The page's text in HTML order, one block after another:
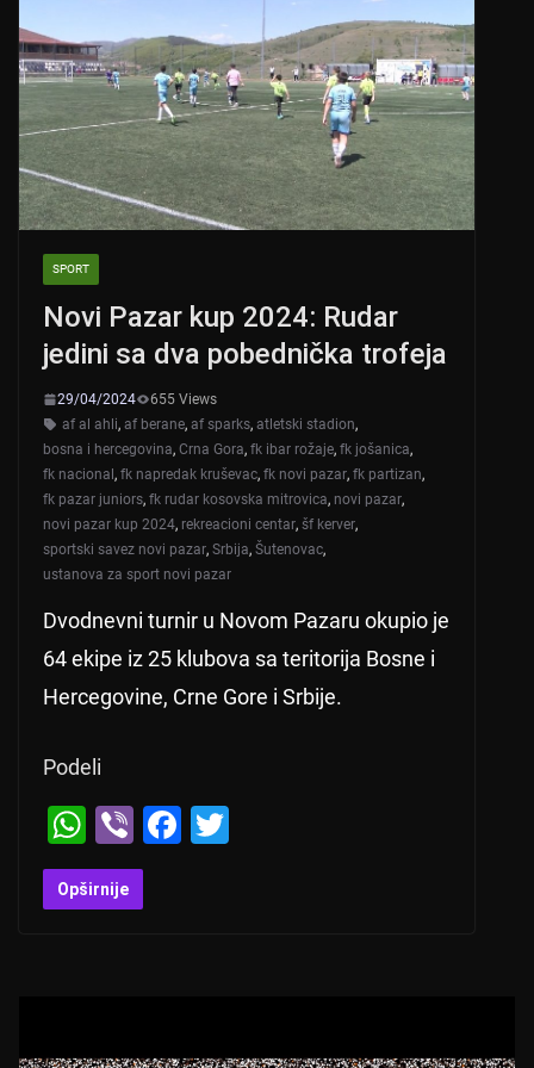
SPORT
Novi Pazar kup 2024: Rudar
jedini sa dva pobednička trofeja
29/04/2024
655 Views
af al ahli, af berane, af sparks, atletski stadion,
bosna i hercegovina, Crna Gora, fk ibar rožaje, fk jošanica,
fk nacional, fk napredak kruševac, fk novi pazar, fk partizan,
fk pazar juniors, fk rudar kosovska mitrovica, novi pazar,
novi pazar kup 2024, rekreacioni centar, šf kerver,
sportski savez novi pazar, Srbija, Šutenovac,
ustanova za sport novi pazar
Dvodnevni turnir u Novom Pazaru okupio je
64 ekipe iz 25 klubova sa teritorija Bosne i
Hercegovine, Crne Gore i Srbije.
Podeli
W
h
at
p
Vi
b
er
F
o
Opširnije